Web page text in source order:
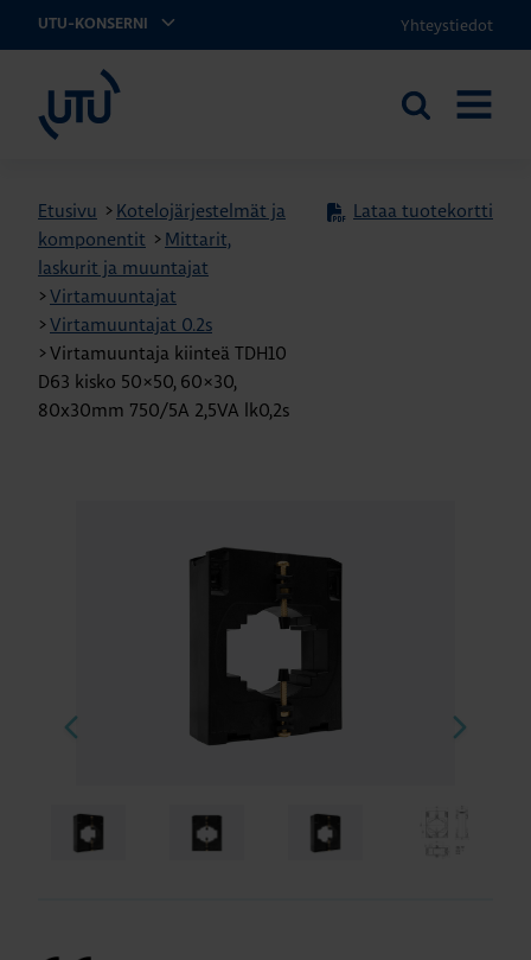
UTU-KONSERNI Yhteystiedot
Etsi
Etusivu > Kotelojärjestelmät ja
komponentit > Mittarit,
laskurit ja muuntajat
>Virtamuuntajat
>Virtamuuntajat 0.2s
>Virtamuuntaja kiinteä TDH10
D63 kisko 50×50, 60×30,
80x30mm 750/5A 2,5VA lk0,2s
Lataa tuotekortti